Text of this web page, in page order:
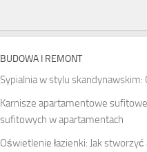
BUDOWA I REMONT
Sypialnia w stylu skandynawskim:
Karnisze apartamentowe
sufitowych w apartamentach
Oświetlenie łazienki: Jak